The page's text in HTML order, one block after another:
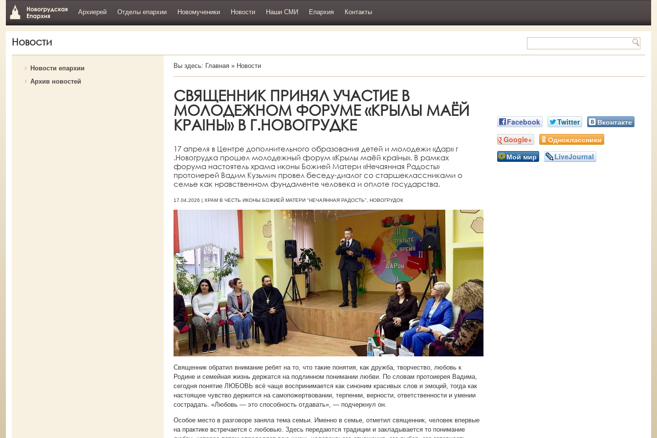
Архиерей Отделы епархии Новомученики Новости Наши СМИ Епархия Контакты
Новости
Новости епархии
Архив новостей
Вы здесь: Главная» Новости
СВЯЩЕННИК ПРИНЯЛ УЧАСТИЕ В
МОЛОДЕЖНОМ ФОРУМЕ «КРЫЛЫ МАЁЙ
КРАІНЫ» В Г.НОВОГРУДКЕ
17 апреля в Центре дополнительного образования детей и молодежи «Дар» г
.Новогрудка прошел молодежный форум «Крылы маёй краіны». В рамках
форума настоятель храма иконы Божией Матери «Нечаянная Радость»
протоиерей Вадим Кузьмич провел беседу-диалог со старшеклассниками о
семье как нравственном фундаменте человека и оплоте государства.
17.04.2026 | ХРАМ В ЧЕСТЬ ИКОНЫ БОЖИЕЙ МАТЕРИ "НЕЧАЯННАЯ РАДОСТЬ", НОВОГРУДОК
Священник обратил внимание ребят на то, что такие понятия, как дружба, творчество, любовь к
Родине и семейная жизнь держатся на подлинном понимании любви. По словам протоиерея Вадима,
сегодня понятие ЛЮБОВЬ всё чаще воспринимается как синоним красивых слов и эмоций, тогда как
настоящее чувство держится на самопожертвовании, терпении, верности, ответственности и умении
сострадать. «Любовь — это способность отдавать», — подчеркнул он.
Особое место в разговоре заняла тема семьи. Именно в семье, отметил священник, человек впервые
на практике встречается с любовью. Здесь передаются традиции и закладывается то понимание
Facebook Twitter
Вконтакте
Google+
Одноклассники
Мой мир
LiveJournal